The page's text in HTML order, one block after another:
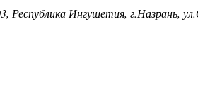
Республика Ингушетия, г.Назрань,